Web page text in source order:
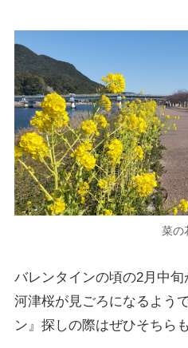
菜の
バレンタインの頃の2月中
河津桜が見ごろになるよう
ン』探しの際はぜひそちら